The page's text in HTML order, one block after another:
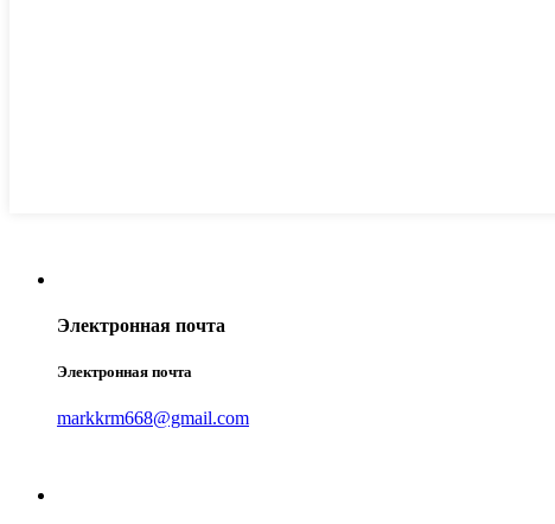
Электронная почта
Электронная почта
markkrm668@gmail.com